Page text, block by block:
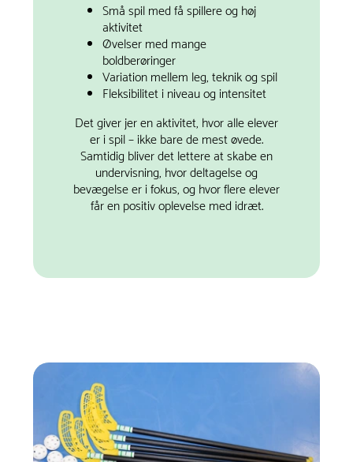
Små spil med få spillere og høj
aktivitet
Øvelser med mange
boldberøringer
Variation mellem leg, teknik og spil
Fleksibilitet i niveau og intensitet
Det giver jer en aktivitet, hvor alle elever
er i spil – ikke bare de mest øvede.
Samtidig bliver det lettere at skabe en
undervisning, hvor deltagelse og
bevægelse er i fokus, og hvor flere elever
får en positiv oplevelse med idræt.